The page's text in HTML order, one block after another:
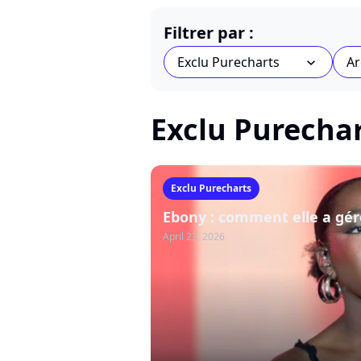
Filtrer par :
Exclu Purecharts chevron_bot
Exclu
Exclu Purecharts
Ebony : comment elle a
April 23, 2026